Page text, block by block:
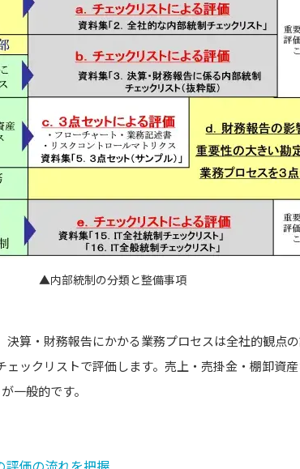
▲内部統制の分類と整備事項
算・財務報告にかかる業務プロセスは全社的観点の
ックリストで評価します。売上・売掛金・棚卸資
一般的です。